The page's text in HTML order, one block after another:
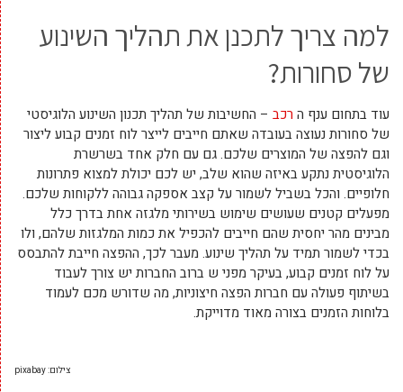
למה צריך לתכנן את תהליך השינוע
של סחורות?
עוד בתחום ענף ה רכב – החשיבות של תהליך תכנון השינוע הלוגיסטי
של סחורות נעוצה בעובדה שאתם חייבים לייצר לוח זמנים קבוע ליצור
וגם להפצה של המוצרים שלכם. גם עם חלק אחד בשרשרת
הלוגיסטית נתקע באיזה שהוא שלב, יש לכם יכולת למצוא פתרונות
חלופיים. והכל בשביל לשמור על קצב אספקה גבוהה ללקוחות שלכם.
מפעלים קטנים שעושים שימוש בשירותי מלגזה אחת בדרך כלל
מבינים מהר יחסית שהם חייבים להכפיל את כמות המלגזות שלהם, ולו
בכדי לשמור תמיד על תהליך שינוע. מעבר לכך, ההפצה חייבת להתבסס
על לוח זמנים קבוע, בעיקר מפני ש ברוב החברות יש צורך לעבוד
בשיתוף פעולה עם חברות הפצה חיצוניות, מה שדורש מכם לעמוד
בלוחות הזמנים בצורה מאוד מדוייקת.
צילום: pixabay